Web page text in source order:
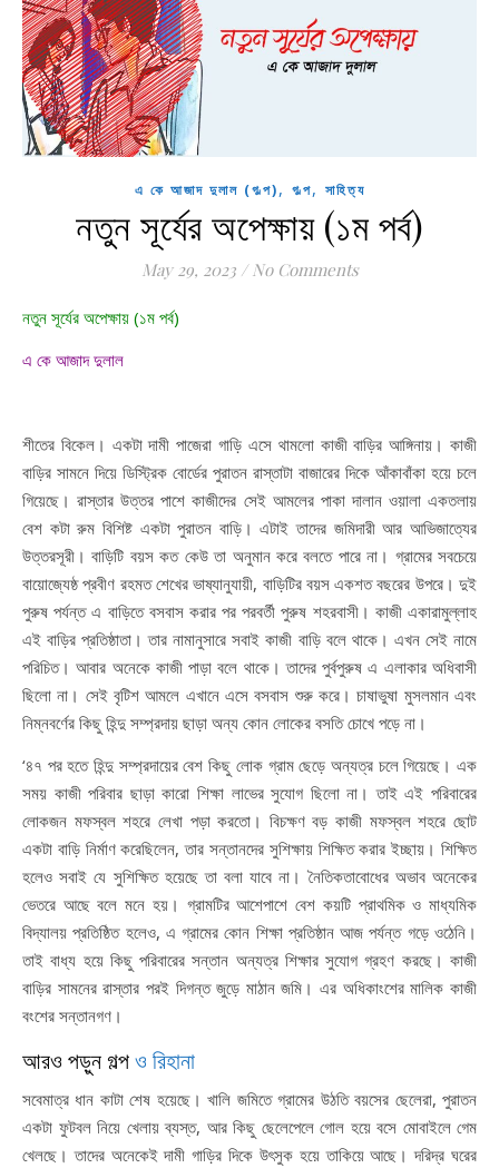
এ কে আজাদ দুলাল (গল্প), গল্প, সাহিত্য
নতুন সূর্যের অপেক্ষায় (১ম পর্ব)
May 29, 2023 / No Comments
নতুন সূর্যের অপেক্ষায় (১ম পর্ব)
এ কে আজাদ দুলাল
শীতের বিকেল। একটা দামী পাজেরা গাড়ি এসে থামলো কাজী বাড়ির আঙ্গিনায়। কাজী
বাড়ির সামনে দিয়ে ডিস্ট্রিক বোর্ডের পুরাতন রাস্তাটা বাজারের দিকে আঁকাবাঁকা হয়ে চলে
গিয়েছে। রাস্তার উত্তর পাশে কাজীদের সেই আমলের পাকা দালান ওয়ালা একতলায়
বেশ কটা রুম বিশিষ্ট একটা পুরাতন বাড়ি। এটাই তাদের জমিদারী আর আভিজাত্যের
উত্তরসূরী। বাড়িটি বয়স কত কেউ তা অনুমান করে বলতে পারে না। গ্রামের সবচেয়ে
বায়োজ্যেষ্ঠ প্রবীণ রহমত শেখের ভাষ্যানুযায়ী, বাড়িটির বয়স একশত বছরের উপরে। দুই
পুরুষ পর্যন্ত এ বাড়িতে বসবাস করার পর পরবর্তী পুরুষ শহরবাসী। কাজী একারামুল্লাহ
এই বাড়ির প্রতিষ্ঠাতা। তার নামানুসারে সবাই কাজী বাড়ি বলে থাকে। এখন সেই নামে
পরিচিত। আবার অনেকে কাজী পাড়া বলে থাকে। তাদের পুর্বপুরুষ এ এলাকার অধিবাসী
ছিলো না। সেই বৃটিশ আমলে এখানে এসে বসবাস শুরু করে। চাষাভুষা মুসলমান এবং
নিম্নবর্ণের কিছু হিন্দু সম্প্রদায় ছাড়া অন্য কোন লোকের বসতি চোখে পড়ে না।
‘৪৭ পর হতে হিন্দু সম্প্রদায়ের বেশ কিছু লোক গ্রাম ছেড়ে অন্যত্র চলে গিয়েছে। এক
সময় কাজী পরিবার ছাড়া কারো শিক্ষা লাভের সুযোগ ছিলো না। তাই এই পরিবারের
লোকজন মফস্বল শহরে লেখা পড়া করতো। বিচক্ষণ বড় কাজী মফস্বল শহরে ছোট
একটা বাড়ি নির্মাণ করেছিলেন, তার সন্তানদের সুশিক্ষায় শিক্ষিত করার ইচ্ছায়। শিক্ষিত
হলেও সবাই যে সুশিক্ষিত হয়েছে তা বলা যাবে না। নৈতিকতাবোধের অভাব অনেকের
ভেতরে আছে বলে মনে হয়। গ্রামটির আশেপাশে বেশ কয়টি প্রাথমিক ও মাধ্যমিক
বিদ্যালয় প্রতিষ্ঠিত হলেও, এ গ্রামের কোন শিক্ষা প্রতিষ্ঠান আজ পর্যন্ত গড়ে ওঠেনি।
তাই বাধ্য হয়ে কিছু পরিবারের সন্তান অন্যত্র শিক্ষার সুযোগ গ্রহণ করছে। কাজী
বাড়ির সামনের রাস্তার পরই দিগন্ত জুড়ে মাঠান জমি। এর অধিকাংশের মালিক কাজী
বংশের সন্তানগণ।
আরও পড়ুন গল্পও রিহানা
সবেমাত্র ধান কাটা শেষ হয়েছে। খালি জমিতে গ্রামের উঠতি বয়সের ছেলেরা, পুরাতন
একটা ফুটবল নিয়ে খেলায় ব্যস্ত, আর কিছু ছেলেপেলে গোল হয়ে বসে মোবাইলে গেম
খেলছে। তাদের অনেকেই দামী গাড়ির দিকে উৎসুক হয়ে তাকিয়ে আছে। দরিদ্র ঘরের